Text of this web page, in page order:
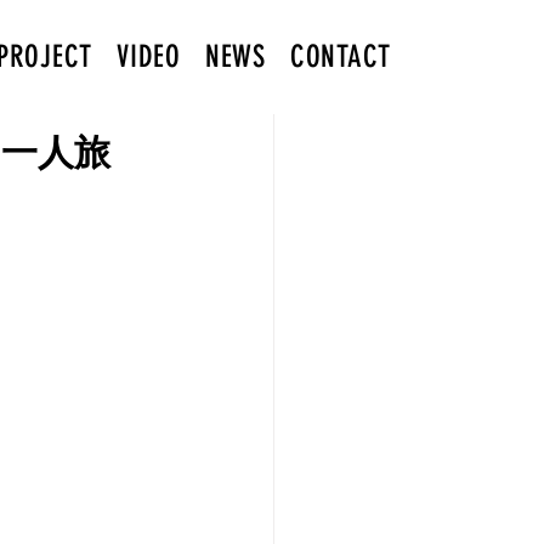
VIDEO NEWS CONTACT
人旅